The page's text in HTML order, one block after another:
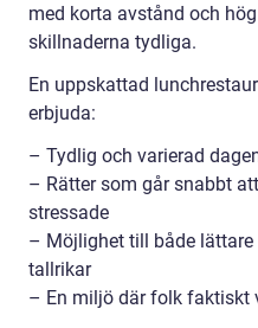
med korta avstånd och
skillnaderna tydliga.
En uppskattad
erbjuda:
– Tydlig och varierad
– Rätter som går snabbt
stressade
– Möjlighet till både
tallrikar
– En miljö där folk faktiskt